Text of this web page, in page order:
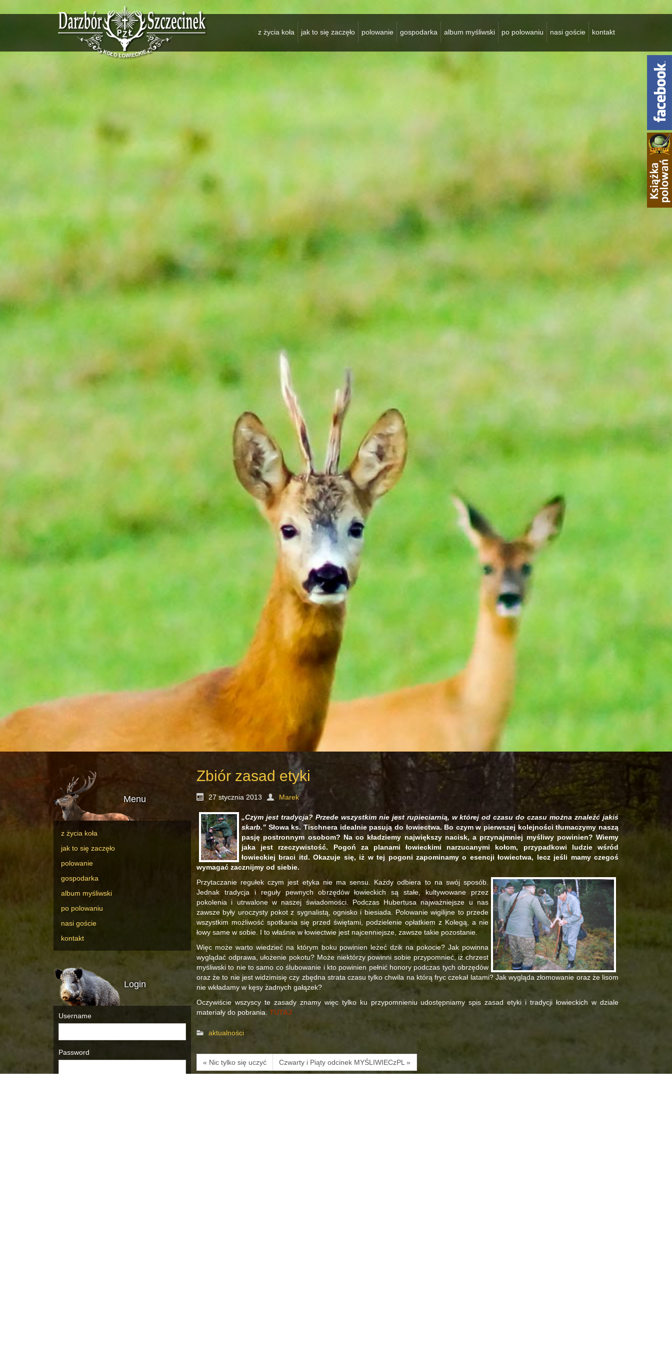
z życia koła jak to się zaczęło polowanie gospodarka album myśliwski po polowaniu nasi goście kontakt
Menu
z życia koła
jak to się zaczęło
polowanie
gospodarka
album myśliwski
po polowaniu
nasi goście
kontakt
Login
Username
Password
Zbiór zasad etyki
27 stycznia 2013 Marek
„Czym jest tradycja? Przede wszystkim nie jest rupieciarnią, w której od czasu do czasu można znaleźć jakiś
skarb.” Słowa ks. Tischnera idealnie pasują do łowiectwa. Bo czym w pierwszej kolejności tłumaczymy naszą
pasję postronnym osobom? Na co kładziemy największy nacisk, a przynajmniej myśliwy powinien? Wiemy
jaka jest rzeczywistość. Pogoń za planami łowieckimi narzucanymi kołom, przypadkowi ludzie wśród
łowieckiej braci itd. Okazuje się, iż w tej pogoni zapominamy o esencji łowiectwa, lecz jeśli mamy czegoś
wymagać zacznijmy od siebie.
Przytaczanie regułek czym jest etyka nie ma sensu. Każdy odbiera to na swój sposób.
Jednak tradycja i reguły pewnych obrzędów łowieckich są stałe, kultywowane przez
pokolenia i utrwalone w naszej świadomości. Podczas Hubertusa najważniejsze u nas
zawsze były uroczysty pokot z sygnalistą, ognisko i biesiada. Polowanie wigilijne to przede
wszystkim możliwość spotkania się przed świętami, podzielenie opłatkiem z Kolegą, a nie
łowy same w sobie. I to właśnie w łowiectwie jest najcenniejsze, zawsze takie pozostanie.
Więc może warto wiedzieć na którym boku powinien leżeć dzik na pokocie? Jak powinna
wyglądać odprawa, ułożenie pokotu? Może niektórzy powinni sobie przypomnieć, iż chrzest
myśliwski to nie to samo co ślubowanie i kto powinien pełnić honory podczas tych obrzędów
oraz że to nie jest widzimisię czy zbędna strata czasu tylko chwila na którą fryc czekał latami? Jak wygląda złomowanie oraz że lisom
nie wkładamy w kęsy żadnych gałązek?
Oczywiście wszyscy te zasady znamy więc tylko ku przypomnieniu udostępniamy spis zasad etyki i tradycji łowieckich w dziale
materiały do pobrania. TUTAJ
aktualności
« Nic tylko się uczyć Czwarty i Piąty odcinek MYŚLIWIECzPL »